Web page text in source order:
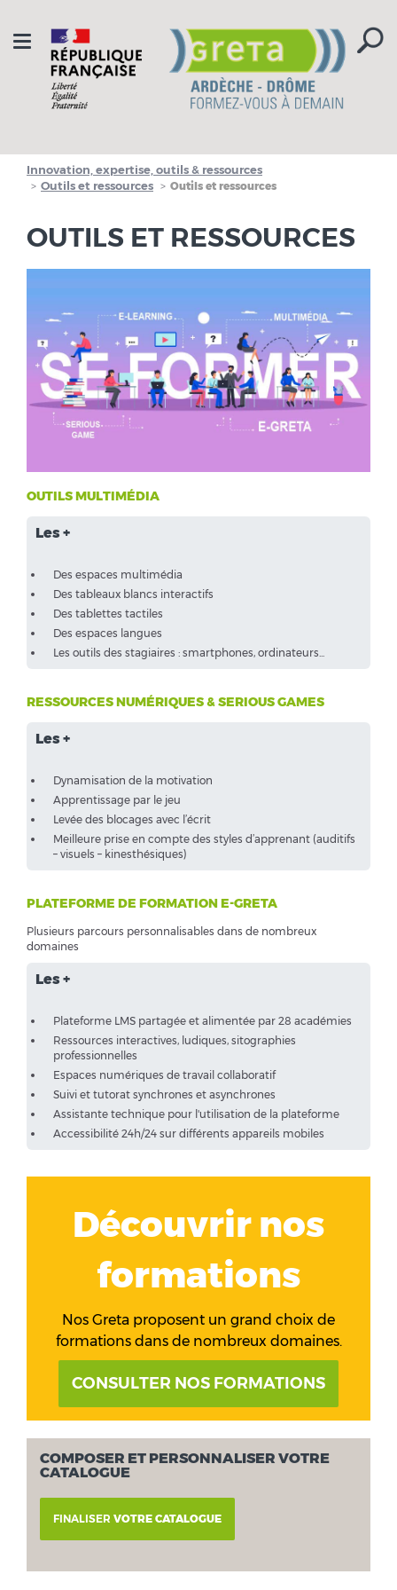
Toggle
navigation
Innovation, expertise, outils & ressources
Outils et ressources
Outils et ressources
OUTILS ET RESSOURCES
OUTILS MULTIMÉDIA
Les +
Des espaces multimédia
Des tableaux blancs interactifs
Des tablettes tactiles
Des espaces langues
Les outils des stagiaires : smartphones, ordinateurs...
RESSOURCES NUMÉRIQUES & SERIOUS GAMES
Les +
Dynamisation de la motivation
Apprentissage par le jeu
Levée des blocages avec l’écrit
Meilleure prise en compte des styles d’apprenant (auditifs
– visuels – kinesthésiques)
PLATEFORME DE FORMATION E-GRETA
Plusieurs parcours personnalisables dans de nombreux
domaines
Les +
Plateforme LMS partagée et alimentée par 28 académies
Ressources interactives, ludiques, sitographies
professionnelles
Espaces numériques de travail collaboratif
Suivi et tutorat synchrones et asynchrones
Assistante technique pour l'utilisation de la plateforme
Accessibilité 24h/24 sur différents appareils mobiles
Découvrir nos
formations
Nos Greta proposent un grand choix de
formations dans de nombreux domaines.
CONSULTER NOS FORMATIONS
COMPOSER ET PERSONNALISER VOTRE
CATALOGUE
FINALISER VOTRE CATALOGUE